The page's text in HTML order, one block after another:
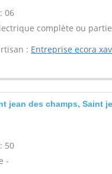
06
complète ou
: Entreprise ecora
jean des champs, Saint
50
-